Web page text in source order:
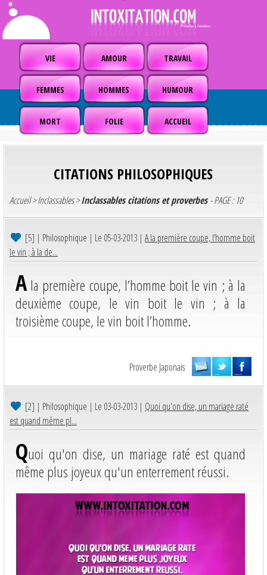
VIE AMOUR TRAVAIL
FEMMES HOMMES HUMOUR
MORT FOLIE ACCUEIL
CITATIONS PHILOSOPHIQUES
Accueil>Inclassables>Inclassables citations et proverbes- PAGE : 10
[5] | Philosophique | Le 05-03-2013 | A la première coupe, l’homme boit
le vin ; à la de...
Ala première coupe, l’homme boit le vin ; à la
deuxième coupe, le vin boit le vin ; à la
troisième coupe, le vin boit l’homme.
Proverbe Japonais
[2] | Philosophique | Le 03-03-2013 | Quoi qu'on dise, un mariage raté
est quand même pl...
Quoi qu'on dise, un mariage raté est quand
même plus joyeux qu'un enterrement réussi.